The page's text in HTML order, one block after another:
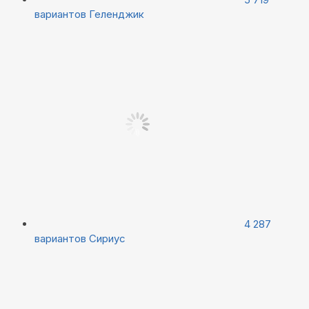
вариантов Геленджик
4 287
вариантов Сириус